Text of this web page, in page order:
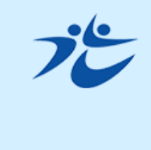
市
Hikari